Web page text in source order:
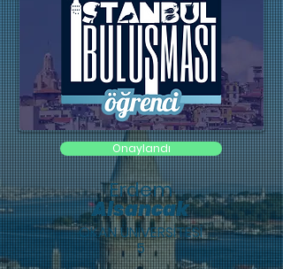
Onaylandı
Erdem
Alsancak
OKAN ÜNİVERSİTESİ
5